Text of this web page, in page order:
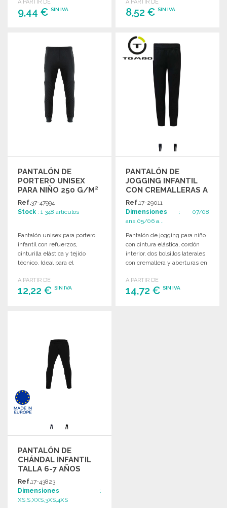
pequeños.
A PARTIR DE
9,44 € SIN IVA
Solicitar un presupuesto
A PARTIR DE
8,52 €SIN IVA
Solicitar un presupuesto
PANTALÓN DE
PORTERO UNISEX
PARA NIÑO 250 G/M²
Ref.37-47994
Stock : 1 348 artículos
Pantalón unisex para portero
infantil con refuerzos,
cinturilla elástica y tejido
técnico. Ideal para el
competición.
A PARTIR DE
12,22 € SIN IVA
PANTALÓN DE
JOGGING INFANTIL
CON CREMALLERAS A
PRECIOS DE
MAYORISTA
Ref.17-29011
Dimensiones : 07/08
ans,05/06 a...
Pantalón de jogging para niño
con cintura elástica, cordón
interior, dos bolsillos laterales
con cremallera y aberturas en
A PARTIR DE
14,72 €SIN IVA
PANTALÓN DE
CHÁNDAL INFANTIL
TALLA 6-7 AÑOS
Ref.17-43823
Dimensiones :
XS,S,XXS,3XS,4XS